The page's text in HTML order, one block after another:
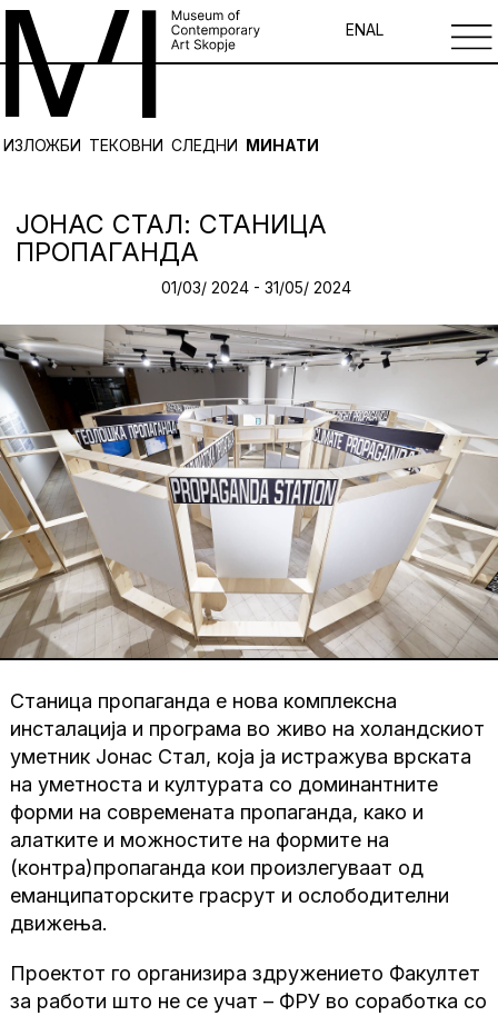
ENAL
ИЗЛОЖБИ ТЕКОВНИ СЛЕДНИ МИНАТИ
ЈОНАС СТАЛ: СТАНИЦА
ПРОПАГАНДА
01/03/ 2024 - 31/05/ 2024
Станица пропаганда е нова комплексна
инсталација и програма во живо на холандскиот
уметник Јонас Стал, која ја истражува врската
на уметноста и културата со доминантните
форми на современата пропаганда, како и
алатките и можностите на формите на
(контра)пропаганда кои произлегуваат од
еманципаторските грасрут и ослободителни
движења.
Проектот го организира здружението Факултет
за работи што не се учат – ФРУ во соработка со